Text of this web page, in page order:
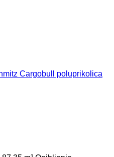
Cargobull poluprikolica